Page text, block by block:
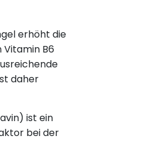
erhöht die
Vitamin B6
daher
ist ein
bei der